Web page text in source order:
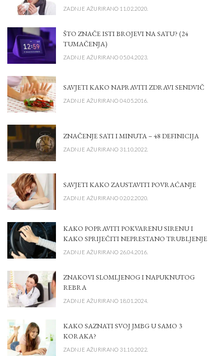
ZADNJE AŽURIRANO 11.02.2020.
ŠTO ZNAČE ISTI BROJEVI NA SATU? (24
TUMAČENJA)
ZADNJE AŽURIRANO 05.04.2023.
SAVJETI KAKO NAPRAVITI ZDRAVI SENDVIČ
ZADNJE AŽURIRANO 04.05.2016.
ZNAČENJE SATI I MINUTA – 48 DEFINICIJA
ZADNJE AŽURIRANO 31.10.2022.
SAVJETI KAKO ZAUSTAVITI POVRAĆANJE
ZADNJE AŽURIRANO 02.02.2020.
KAKO POPRAVITI POKVARENU SIRENU I
KAKO SPRIJEČITI NEPRESTANO TRUBLJENJE
ZADNJE AŽURIRANO 26.04.2016.
ZNAKOVI SLOMLJENOG I NAPUKNUTOG
REBRA
ZADNJE AŽURIRANO 18.01.2024.
KAKO SAZNATI SVOJ JMBG U SAMO 3
KORAKA?
ZADNJE AŽURIRANO 31.10.2022.